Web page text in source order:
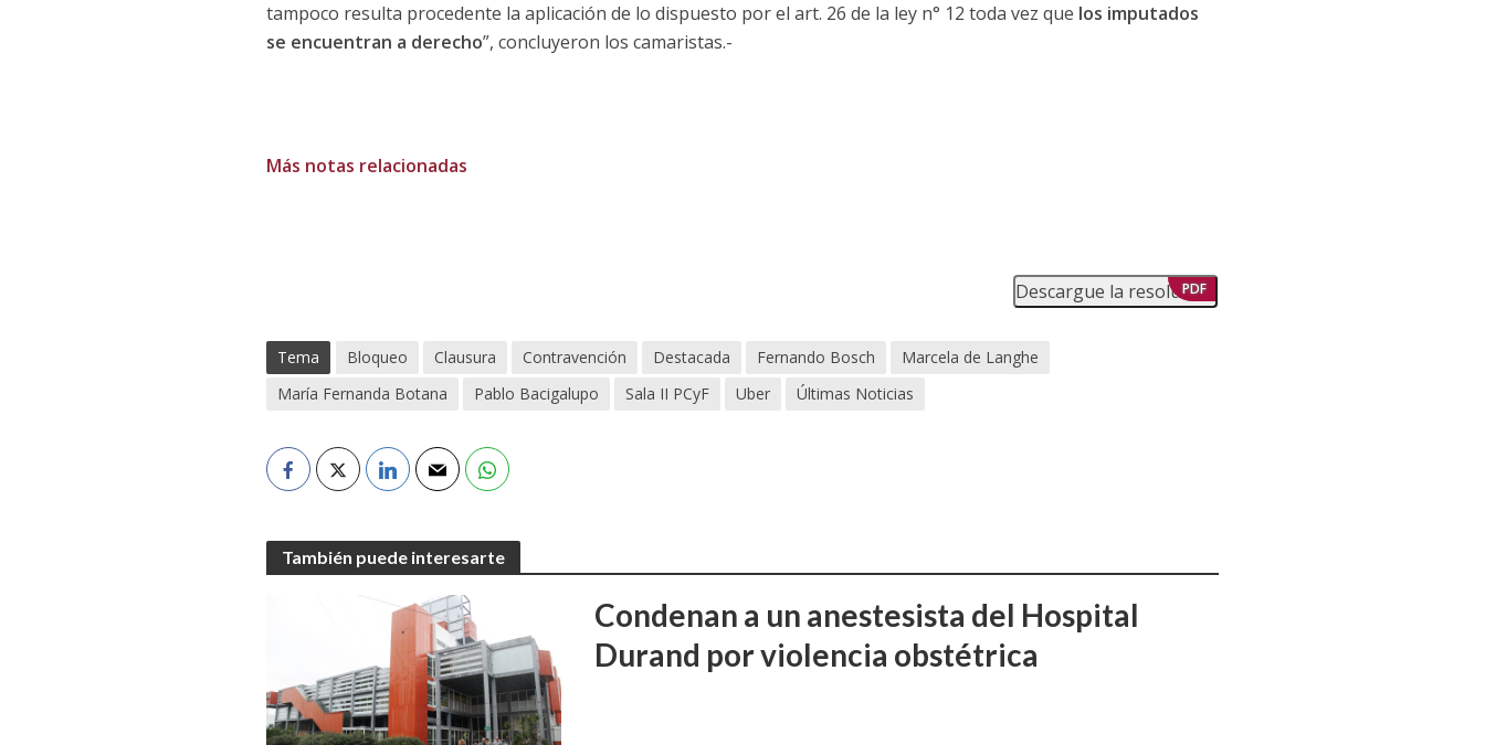
tampoco resulta procedente la aplicación de lo dispuesto por el art. 26 de la ley n° 12 toda vez que los imputados
se encuentran a derecho”, concluyeron los camaristas.-
Más notas relacionadas
Descargue la resolución
PDF
Tema Bloqueo Clausura Contravención Destacada Fernando Bosch
Marcela de Langhe
María Fernanda Botana
Pablo Bacigalupo Sala II PCyF Uber Últimas Noticias
También puede interesarte
Condenan a un anestesista del Hospital
Durand por violencia obstétrica